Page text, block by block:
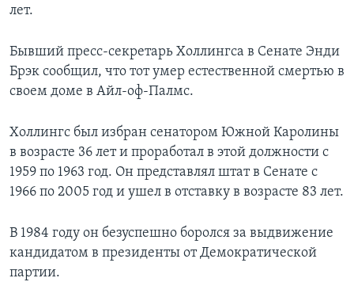
лет.
Бывший пресс-секретарь Холлингса в Сенате Энди
Брэк сообщил, что тот умер естественной смертью в
своем доме в Айл-оф-Палмс.
Холлингс был избран сенатором Южной Каролины
в возрасте 36 лет и проработал в этой должности с
1959 по 1963 год. Он представлял штат в Сенате с
1966 по 2005 год и ушел в отставку в возрасте 83 лет.
В 1984 году он безуспешно боролся за выдвижение
кандидатом в президенты от Демократической
партии.